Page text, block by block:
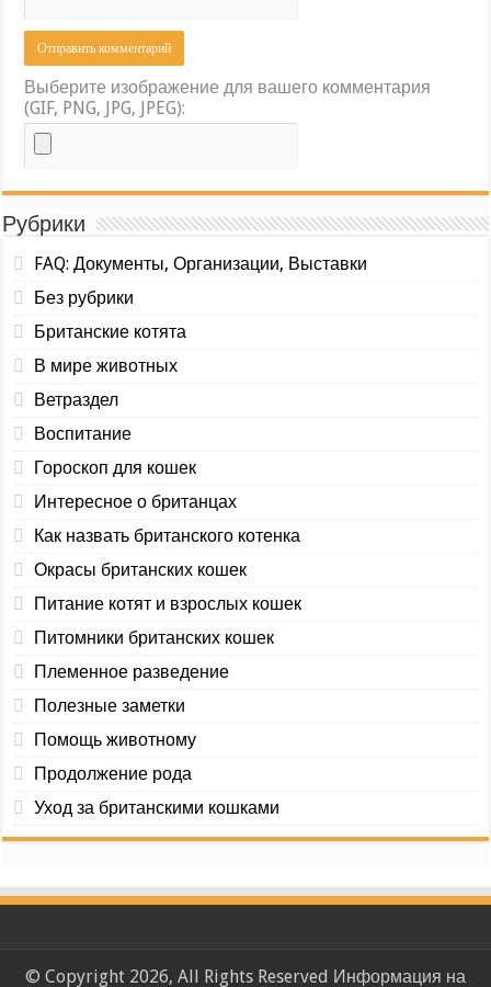
Выберите изображение для вашего комментария
(GIF, PNG, JPG, JPEG):
Рубрики
FAQ: Документы, Организации, Выставки
Без рубрики
Британские котята
В мире животных
Ветраздел
Воспитание
Гороскоп для кошек
Интересное о британцах
Как назвать британского котенка
Окрасы британских кошек
Питание котят и взрослых кошек
Питомники британских кошек
Племенное разведение
Полезные заметки
Помощь животному
Продолжение рода
Уход за британскими кошками
© Copyright 2026, All Rights Reserved Информация на